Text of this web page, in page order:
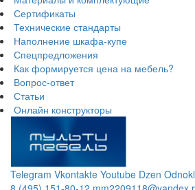
Сертификаты
Технические стандарты
Наполнение шкафа-купе
Спецпредложения
Как формируется цена на мебель?
Вопрос-ответ
Статьи
Онлайн конструкторы
Telegram Vkontakte Youtube Dzen